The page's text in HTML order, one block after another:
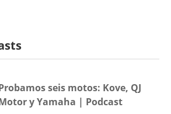
seis motos: Kove, QJ
y Yamaha | Podcast